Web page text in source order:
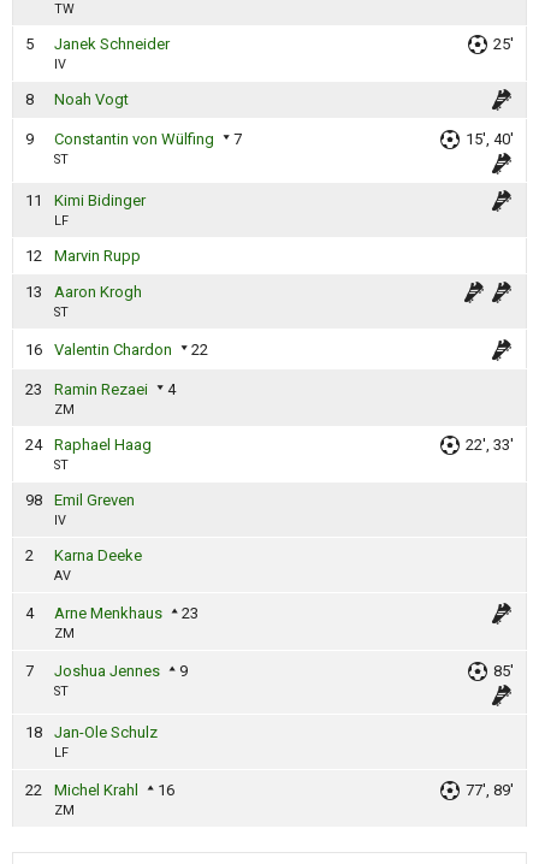
TW
5 Janek Schneider
IV
25'
8 Noah Vogt
9 Constantin von Wülfing 7
ST
15', 40'
11 Kimi Bidinger
LF
12
Marvin Rupp
13
Aaron Krogh
ST
16 Valentin Chardon 22
23 Ramin Rezaei 4
ZM
24 Raphael Haag
ST
22', 33'
98 Emil Greven
IV
2 Karna Deeke
AV
4 Arne Menkhaus 23
ZM
7 Joshua Jennes 9
ST
85'
18 Jan-Ole Schulz
LF
22 Michel Krahl 16
ZM
77', 89'